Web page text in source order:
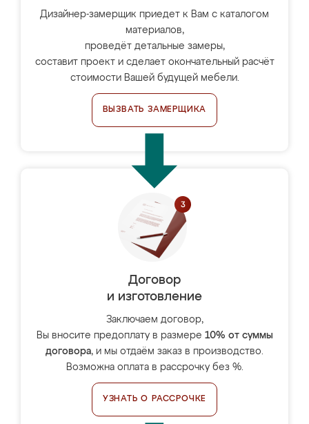
Дизайнер-замерщик приедет к Вам с каталогом
материалов,
проведёт детальные замеры,
составит проект и сделает окончательный расчёт
стоимости Вашей будущей мебели.
ВЫЗВАТЬ ЗАМЕРЩИКА
Договор
и изготовление
Заключаем договор,
Вы вносите предоплату в размере 10% от суммы
договора, и мы отдаём заказ в производство.
Возможна оплата в рассрочку без %.
УЗНАТЬ О РАССРОЧКЕ